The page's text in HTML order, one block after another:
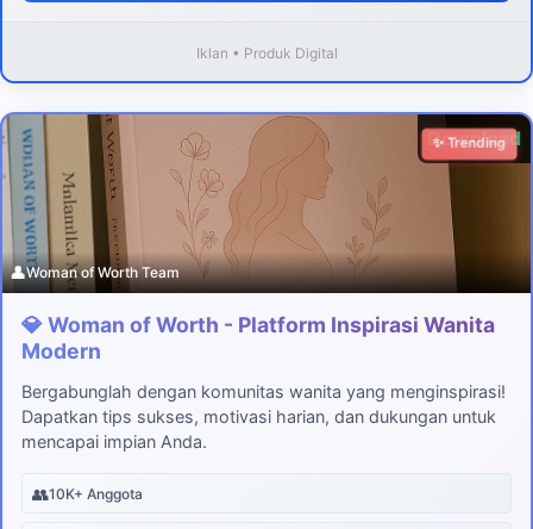
Iklan • Produk Digital
Download
✨ Trending
👤Woman of Worth Team
💎 Woman of Worth - Platform Inspirasi Wanita
Modern
Bergabunglah dengan komunitas wanita yang menginspirasi!
Dapatkan tips sukses, motivasi harian, dan dukungan untuk
mencapai impian Anda.
👥10K+ Anggota